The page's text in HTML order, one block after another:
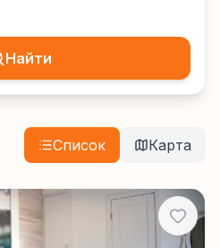
Найти
Список Карта